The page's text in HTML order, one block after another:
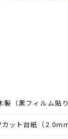
製（黒フィルム貼り
カット台紙（2.0mm